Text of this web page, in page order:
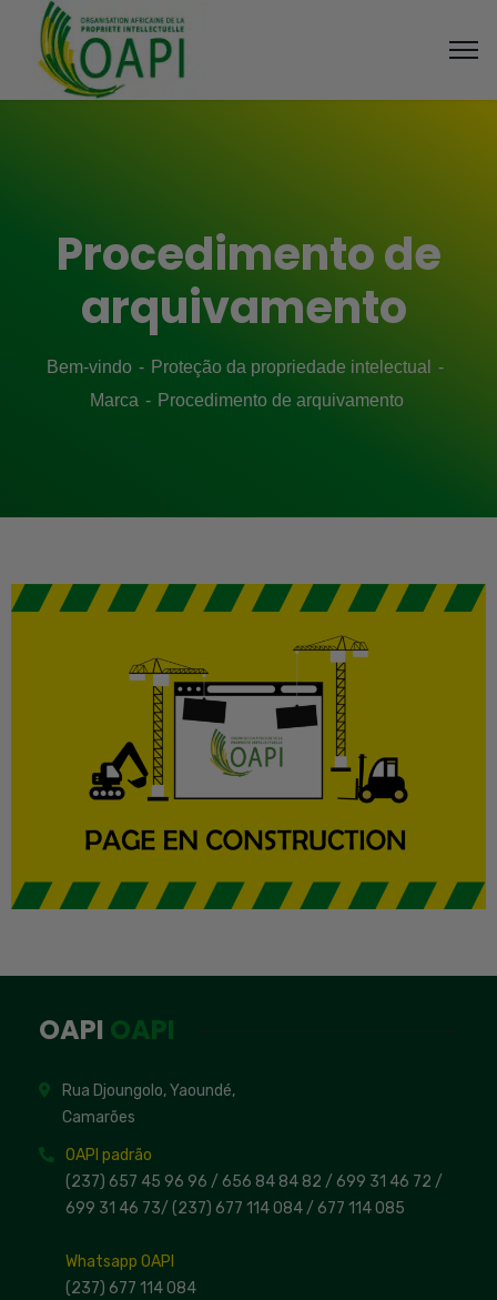
Procedimento de
arquivamento
Bem-vindo
Proteção da propriedade intelectual
Marca
Procedimento de arquivamento
OAPI OAPI
Rua Djoungolo, Yaoundé,
Camarões
OAPI padrão
(237) 657 45 96 96 / 656 84 84 82 / 699 31 46 72 /
699 31 46 73/ (237) 677 114 084 / 677 114 085
Whatsapp OAPI
(237) 677 114 084